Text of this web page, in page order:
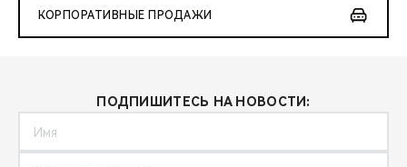
КОРПОРАТИВНЫЕ ПРОДАЖИ
ПОДПИШИТЕСЬ НА НОВОСТИ: